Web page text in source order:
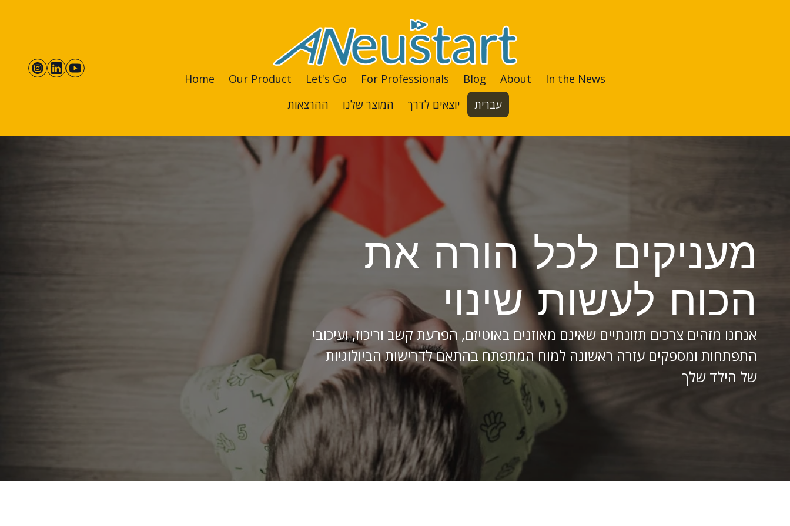
Home Our Product Let's Go For Professionals Blog About
In the News
ההרצאות
המוצר שלנו יוצאים לדרך עברית
מעניקים לכל הורה את
הכוח לעשות שינוי
אנחנו מזהים צרכים תזונתיים שאינם מאוזנים באוטיזם, הפרעת קשב וריכוז, ועיכובי
התפתחות ומספקים עזרה ראשונה למוח המתפתח בהתאם לדרישות הביולוגיות
של הילד שלך